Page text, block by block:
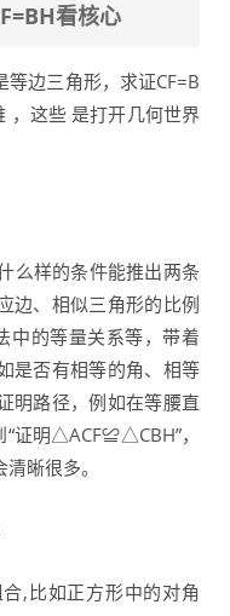
看核心
边三角形，求证CF=B
，这些 是打开几何世界
么样的条件能推出两条
边、相似三角形的比例
中的等量关系等，带着
是否有相等的角、相等
明路径，例如在等腰直
“证明△ACF≌△CBH”，
晰很多。
,比如正方形中的对角